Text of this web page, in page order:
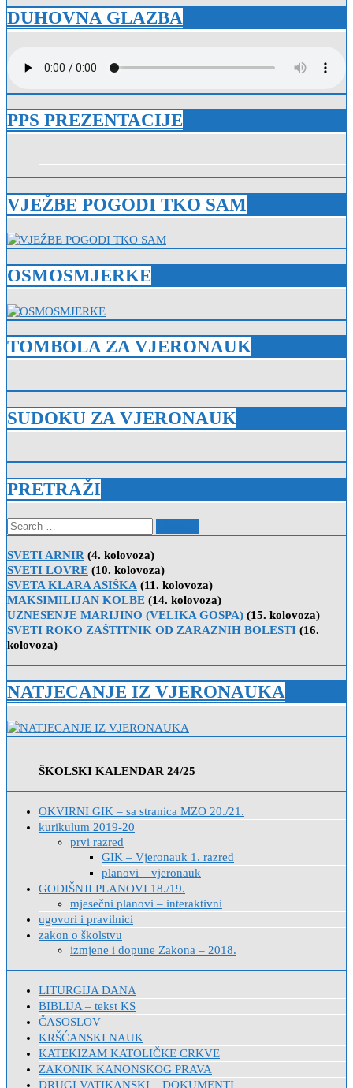
DUHOVNA GLAZBA
PPS PREZENTACIJE
VJEŽBE POGODI TKO SAM
OSMOSMJERKE
TOMBOLA ZA VJERONAUK
SUDOKU ZA VJERONAUK
PRETRAŽI
Search
for:
SVETI ARNIR (4. kolovoza)
SVETI LOVRE (10. kolovoza)
SVETA KLARA ASIŠKA (11. kolovoza)
MAKSIMILIJAN KOLBE (14. kolovoza)
UZNESENJE MARIJINO (VELIKA GOSPA) (15. kolovoza)
SVETI ROKO ZAŠTITNIK OD ZARAZNIH BOLESTI (16.
kolovoza)
NATJECANJE IZ VJERONAUKA
ŠKOLSKI KALENDAR 24/25
OKVIRNI GIK – sa stranica MZO 20./21.
kurikulum 2019-20
prvi razred
GIK – Vjeronauk 1. razred
planovi – vjeronauk
GODIŠNJI PLANOVI 18./19.
mjesečni planovi – interaktivni
ugovori i pravilnici
zakon o školstvu
izmjene i dopune Zakona – 2018.
LITURGIJA DANA
BIBLIJA – tekst KS
ČASOSLOV
KRŠĆANSKI NAUK
KATEKIZAM KATOLIČKE CRKVE
ZAKONIK KANONSKOG PRAVA
DRUGI VATIKANSKI – DOKUMENTI